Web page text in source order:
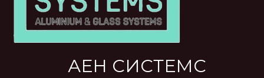
АЕН СИСТЕМС